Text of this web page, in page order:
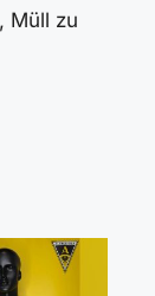
Müll zu